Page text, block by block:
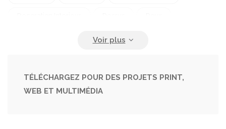
Gâteau Horreur Noir Nourriture
Octobre Pain D Épices
TÉLÉCHARGEZ POUR DES PROJETS PRINT,
WEB ET MULTIMÉDIA